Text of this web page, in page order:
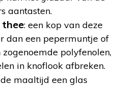
aantasten.
: een kop van deze
dan een pepermuntje of
polyfenolen,
in knoflook afbreken.
maaltijd een glas